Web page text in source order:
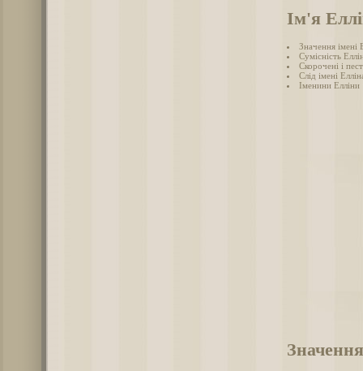
Ім'я
Значення імені
Сумісність
Скорочені і
Слід імені
Іменини Елліни